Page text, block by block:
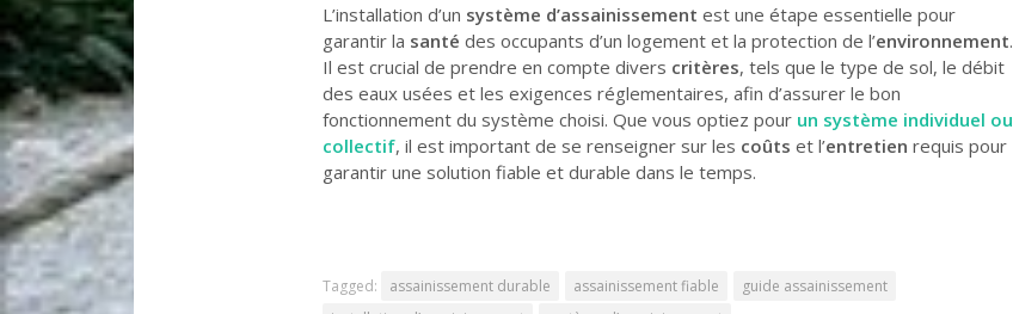
L’installation d’un système d’assainissement est une étape essentielle pour
garantir la santé des occupants d’un logement et la protection de l’environnement.
Il est crucial de prendre en compte divers critères, tels que le type de sol, le débit
des eaux usées et les exigences réglementaires, afin d’assurer le bon
fonctionnement du système choisi. Que vous optiez pour un système individuel ou
collectif, il est important de se renseigner sur les coûts et l’entretien requis pour
garantir une solution fiable et durable dans le temps.
Tagged: assainissement durable assainissement fiable
guide assainissement